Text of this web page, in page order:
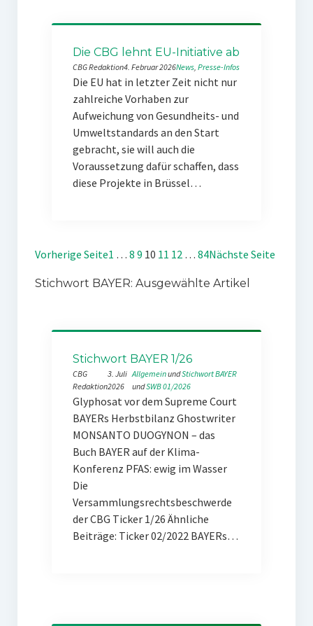
Die CBG lehnt EU-Initiative ab
CBG Redaktion4. Februar 2026News, Presse-Infos
Die EU hat in letzter Zeit nicht nur
zahlreiche Vorhaben zur
Aufweichung von Gesundheits- und
Umweltstandards an den Start
gebracht, sie will auch die
Voraussetzung dafür schaffen, dass
diese Projekte in Brüssel…
Vorherige Seite1 … 8 9 10 11 12 … 84Nächste Seite
Stichwort BAYER: Ausgewählte Artikel
Stichwort BAYER 1/26
CBG
Redaktion
3. Juli
2026
Allgemein und Stichwort BAYER
und SWB 01/2026
Glyphosat vor dem Supreme Court
BAYERs Herbstbilanz Ghostwriter
MONSANTO DUOGYNON – das
Buch BAYER auf der Klima-
Konferenz PFAS: ewig im Wasser
Die
Versammlungsrechtsbeschwerde
der CBG Ticker 1/26 Ähnliche
Beiträge: Ticker 02/2022 BAYERs…